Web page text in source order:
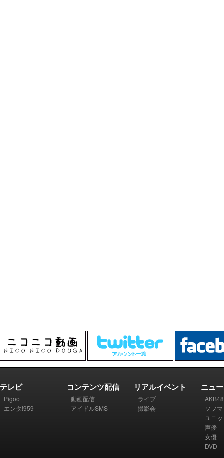
テレビ
Pigoo
エンタ!959
コンテンツ配信
動画配信
アイドルSMS
リアルイベント
ライブ
撮影会
ニュ
AKB48
ソフ
ユニ
声優
女優
DVD